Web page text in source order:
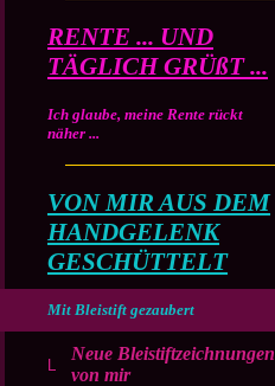
RENTE ... UND
TÄGLICH GRÜßT ...
Ich glaube, meine Rente rückt
näher ...
VON MIR AUS DEM
HANDGELENK
GESCHÜTTELT
Mit Bleistift gezaubert
Neue Bleistiftzeichnungen
von mir